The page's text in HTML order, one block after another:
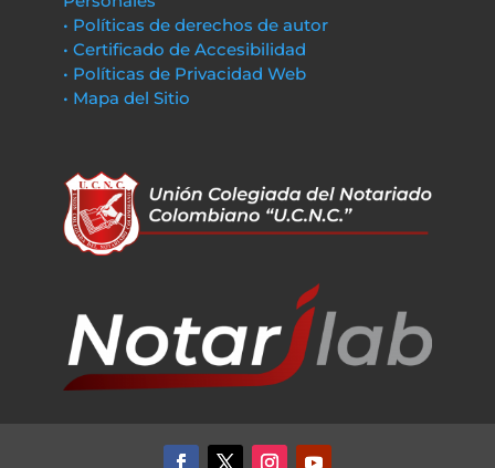
• Políticas de derechos de autor
• Certificado de Accesibilidad
• Políticas de Privacidad Web
• Mapa del Sitio